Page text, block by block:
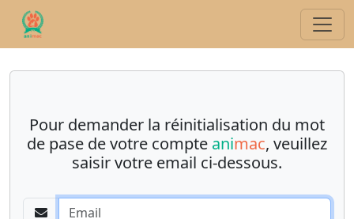
Pour demander la réinitialisation du mot
de pase de votre compte animac, veuillez
saisir votre email ci-dessous.